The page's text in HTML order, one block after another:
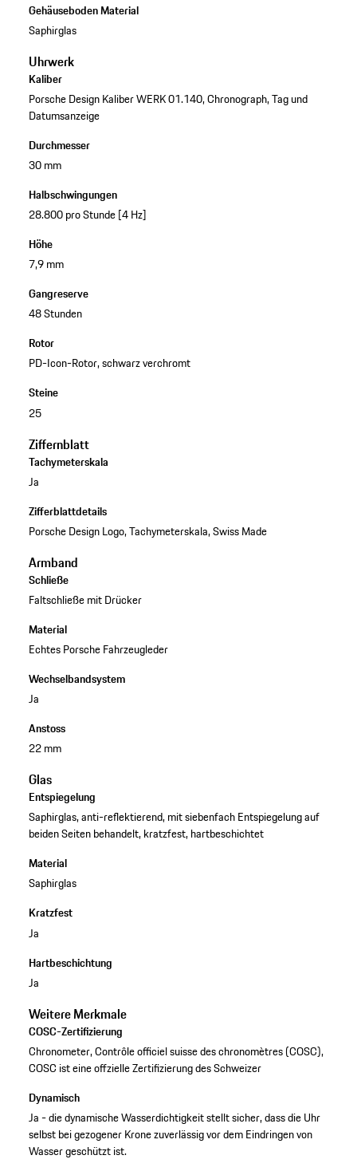
Gehäuseboden Material
Saphirglas
Uhrwerk
Kaliber
Porsche Design Kaliber WERK 01.140, Chronograph, Tag und
Datumsanzeige
Durchmesser
30 mm
Halbschwingungen
28.800 pro Stunde [4 Hz]
Höhe
7,9 mm
Gangreserve
48 Stunden
Rotor
PD-Icon-Rotor, schwarz verchromt
Steine
25
Ziffernblatt
Tachymeterskala
Ja
Zifferblattdetails
Porsche Design Logo, Tachymeterskala, Swiss Made
Armband
Schließe
Faltschließe mit Drücker
Material
Echtes Porsche Fahrzeugleder
Wechselbandsystem
Ja
Anstoss
22 mm
Glas
Entspiegelung
Saphirglas, anti-reflektierend, mit siebenfach Entspiegelung auf
beiden Seiten behandelt, kratzfest, hartbeschichtet
Material
Saphirglas
Kratzfest
Ja
Hartbeschichtung
Ja
Weitere Merkmale
COSC-Zertifizierung
Chronometer, Contrôle officiel suisse des chronomètres (COSC),
COSC ist eine offzielle Zertifizierung des Schweizer
Dynamisch
Ja - die dynamische Wasserdichtigkeit stellt sicher, dass die Uhr
selbst bei gezogener Krone zuverlässig vor dem Eindringen von
Wasser geschützt ist.